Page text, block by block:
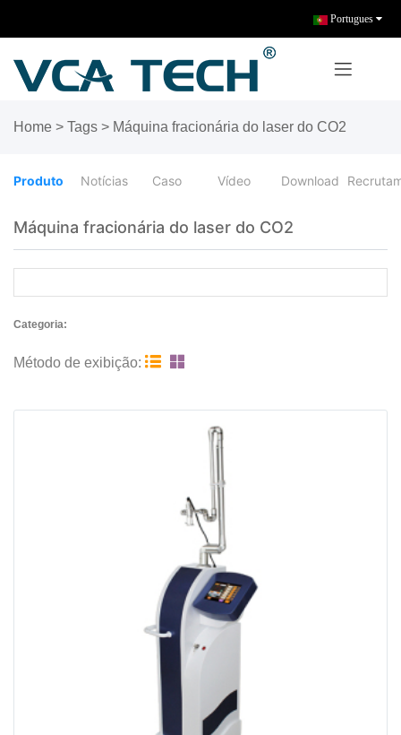
Portugues
Home > Tags > Máquina fracionária do laser do CO2
Produto Notícias Caso Vídeo Download
Máquina fracionária do laser do CO2
Categoria:
Método de exibição:  